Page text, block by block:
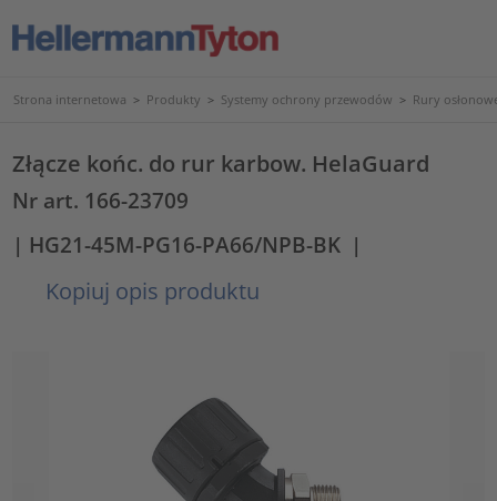
Strona internetowa > Produkty > Systemy ochrony przewodów > Rury
Złącze końc. do rur karbow. HelaGuard
Nr art. 166-23709
| HG21-45M-PG16-PA66/NPB-BK |
Kopiuj opis produktu